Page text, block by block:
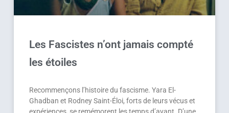
Les Fascistes n’ont jamais compté
les étoiles
Recommençons l’histoire du fascisme. Yara El-
Ghadban et Rodney Saint-Éloi, forts de leurs vécus et